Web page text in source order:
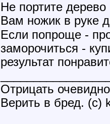
Не портите
Вам ножик в руке
Если попроще -
заморочиться -
результат
Отрицать
Верить в бред. (с)